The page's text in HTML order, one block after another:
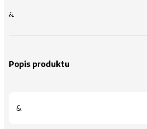
&
Popis produktu
&